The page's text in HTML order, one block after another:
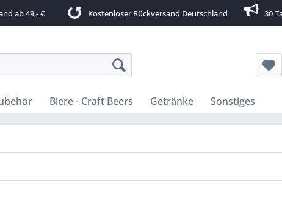
ab 49,- € Kostenloser Rückversand Deutschland 30
Biere - Craft Beers Getränke Sonstiges